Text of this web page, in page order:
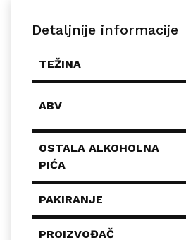
Detaljnije informacije
TEŽINA
ABV
OSTALA ALKOHOLNA
PIĆA
PAKIRANJE
PROIZVOĐAČ